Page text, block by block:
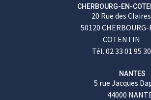
CHERBOURG-EN-
20 Rue des Claires
50120
COTENTIN
Tél. 02 33 01 95 30
NANTES
5 rue Jacques
44000